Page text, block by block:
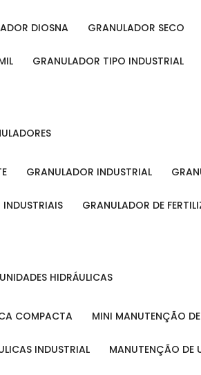
DIOSNA GRANULADOR SECO
GRANULADOR TIPO INDUSTRIAL
GRANULADOR INDUSTRIAL
INDUSTRIAIS GRANULADOR DE
HIDRÁULICAS
COMPACTA MINI MANUTENÇÃO
INDUSTRIAL MANUTENÇÃO